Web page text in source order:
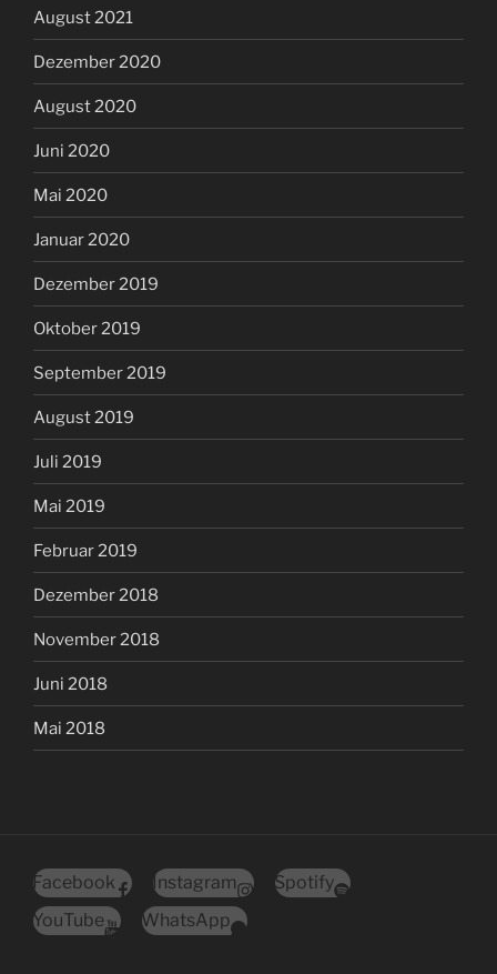
August 2021
Dezember 2020
August 2020
Juni 2020
Mai 2020
Januar 2020
Dezember 2019
Oktober 2019
September 2019
August 2019
Juli 2019
Mai 2019
Februar 2019
Dezember 2018
November 2018
Juni 2018
Mai 2018
Facebook Instagram
Spotify
YouTube
WhatsApp